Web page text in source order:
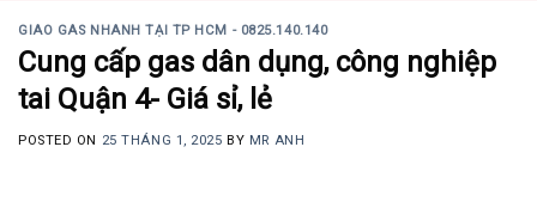
GIAO GAS NHANH TẠI TP HCM - 0825.140.140
Cung cấp gas dân dụng, công nghiệp
tai Quận 4- Giá sỉ, lẻ
POSTED ON 25 THÁNG 1, 2025 BY MR ANH